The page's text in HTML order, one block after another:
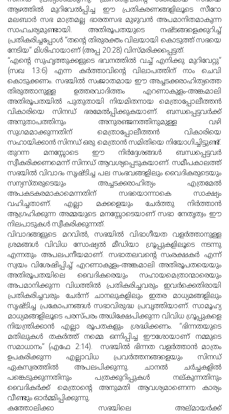
ആഴത്തില്‍ മുറിവേല്‍പ്പിച്ച ഈ പ്രതികരണങ്ങളിലൂടെ സീറോ
മലബാര്‍ സഭ മാത്രമല്ല ഭാരതസഭ മുഴുവന്‍ അപമാനിതമാകുന്ന
സാഹചര്യമുണ്ടായി. അതിരൂപതയുടെ നഷ്ടങ്ങളെക്കുറിച്ച്
പ്രതികരിച്ചപ്പോള്‍ “തന്റെ തിരുരക്തം വിലയായി കൊടുത്ത് സഭയെ
നേടിയ” മിശിഹായാണ് (അപ്പ 20:28) വിസ്മരിക്കപ്പെട്ടത്.
“എന്റെ സുഹൃത്തുക്കളുടെ ഭവനത്തില്‍ വച്ച് എനിക്കു മുറിവേറ്റു”
(സഖ 13:6) എന്ന കര്‍ത്താവിന്റെ വിലാപത്തിന് നാം ചെവി
കൊടുക്കണം. സഭയില്‍ സംജാതമായ ഈ അച്ചടക്കരാഹിത്യത്തെ
തിരുത്താനുള്ള ഉത്തരവാദിത്തം എറണാകുളം-അങ്കമാലി
അതിരൂപതയില്‍ പുതുതായി നിയമിതനായ മെത്രാപ്പോലീത്തന്‍
വികാരിയെ സിനഡ് ഭരമേല്‍പ്പിക്കുകയാണ്. ബന്ധപ്പെട്ടവര്‍ക്ക്
അനുതാപത്തിനും അനുരഞ്ജനത്തിനുമുള്ള വഴി
സുഗമമാക്കുന്നതിന് മെത്രാപ്പോലീത്തന്‍ വികാരിയെ
സഹായിക്കാന്‍ സിനഡ് ഒരു മെത്രാന്‍ സമിതിയെ നിയോഗിച്ചിട്ടുണ്ട്.
തുറന്ന മനസ്സോടെ ഈ നിര്‍ദ്ദേശങ്ങള്‍ ബന്ധപ്പെട്ടവര്‍
സ്വീകരിക്കണമെന്ന് സിനഡ് ആവശ്യപ്പെടുകയാണ്. സമീപകാലത്ത്
സഭയില്‍ വിവാദം സൃഷ്ടിച്ച പല സംഭവങ്ങളിലും വൈദികരുടെയും
സന്യസ്തരുടെയും അച്ചടക്കരാഹിത്യം എത്രമേല്‍
അപകടകരമാകാമെന്നതിന് സഭയൊന്നാകെ സാക്ഷ്യം
വഹിച്ചതാണ്. എല്ലാ മക്കളെയും ചേര്‍ത്തു നിര്‍ത്താന്‍
ആഗ്രഹിക്കുന്ന അമ്മയുടെ മനസ്സോടെയാണ് സഭാ നേതൃത്വം ഈ
നിലപാടുകള്‍ സ്വീകരിക്കുന്നത്.
വിവാദങ്ങളുടെ മറവില്‍, സഭയില്‍ വിഭാഗീയത വളര്‍ത്താനുള്ള
ശ്രമങ്ങള്‍ വിവിധ സോഷ്യല്‍ മീഡിയാ ഗ്രൂപ്പുകളിലൂടെ നടന്നു
എന്നതും അപലപനീയമാണ്. സഭാതലവന്റെ സംരക്ഷകര്‍ എന്ന്
സ്വയം വിശേഷിപ്പിച്ച് എറണാകുളം-അങ്കമാലി അതിരൂപതയെയും
അതിരൂപതയിലെ വൈദികരെയും സഹായമെത്രാന്മാരെയും
അപമാനിക്കുന്ന വിധത്തില്‍ പ്രതികരിച്ചവരും ഇവര്‍ക്കെതിരായി
പ്രതികരിച്ചവരും ചേര്‍ന്ന് ചാനലുകളിലും ഇതര മാധ്യമങ്ങളിലും
സൃഷ്ടിച്ച പ്രകോപനങ്ങള്‍ സഭാവിരുദ്ധ പ്രവൃത്തിയാണ്. സാമൂഹ്യ
മാധ്യമങ്ങളിലൂടെ പരസ്പരം അധിക്ഷേപിക്കുന്ന വിവിധ ഗ്രൂപ്പുകളെ
നിയന്ത്രിക്കാന്‍ എല്ലാ രൂപതകളും ശ്രദ്ധിക്കണം. “ഭിന്നതയുടെ
മതിലുകള്‍ തകര്‍ത്ത് നമ്മെ ഒന്നിപ്പിച്ച ഈശോയാണ് നമ്മുടെ
സമാധാനം” (എഫേ 2:14). സഭയില്‍ ഭിന്നത വളര്‍ത്താന്‍ മാത്രം
ഉപകരിക്കുന്ന എല്ലാവിധ പ്രവര്‍ത്തനങ്ങളെയും സിനഡ്
ഏകസ്വരത്തില്‍ അപലപിക്കുന്നു. ചാനല്‍ ചര്‍ച്ചകളില്‍
പങ്കെടുക്കുന്നതിനും പത്രക്കുറിപ്പുകള്‍ നല്കുന്നതിനും
വൈദികര്‍ക്ക് മെത്രാന്റെ അനുമതി ആവശ്യമാണെന്ന കാര്യം
വീണ്ടും ഓര്‍മ്മിപ്പിക്കുന്നു.
കത്തോലിക്കാ സഭയിലെ അല്മായര്‍ക്ക്